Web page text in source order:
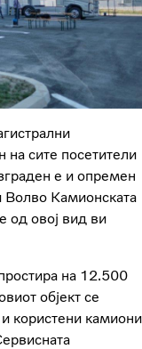
на сите посетители
е и опремен
Волво Камионската
од овој вид ви
на 12.500
објект се
користени камиони